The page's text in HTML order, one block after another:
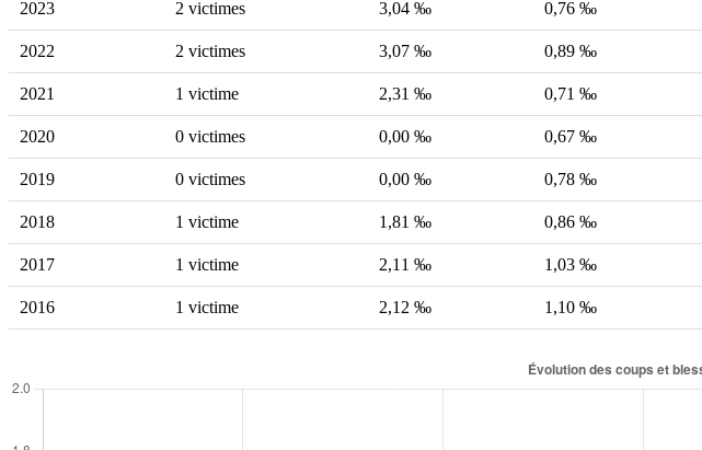
2023 2 victimes 3,04 ‰ 0,76 ‰
2022 2 victimes 3,07 ‰ 0,89 ‰
2021 1 victime 2,31 ‰ 0,71 ‰
2020 0 victimes 0,00 ‰ 0,67 ‰
2019 0 victimes 0,00 ‰ 0,78 ‰
2018 1 victime 1,81 ‰ 0,86 ‰
2017 1 victime 2,11 ‰ 1,03 ‰
2016 1 victime 2,12 ‰ 1,10 ‰